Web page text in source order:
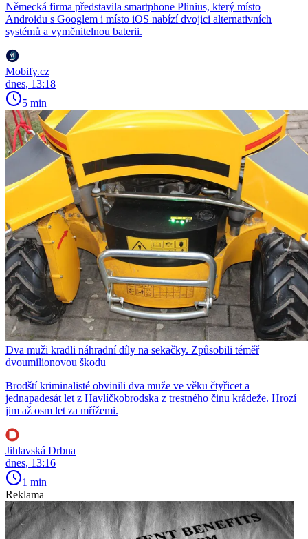
Německá firma představila smartphone Plinius, který místo
Androidu s Googlem i místo iOS nabízí dvojici alternativních
systémů a vyměnitelnou baterii.
Mobify.cz
dnes, 13:18
5 min
Dva muži kradli náhradní díly na sekačky. Způsobili téměř
dvoumilionovou škodu
Brodští kriminalisté obvinili dva muže ve věku čtyřicet a
jednapadesát let z Havlíčkobrodska z trestného činu krádeže. Hrozí
jim až osm let za mřížemi.
Jihlavská Drbna
dnes, 13:16
1 min
Reklama